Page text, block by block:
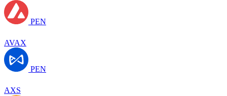
PEN
AVAX
PEN
AXS